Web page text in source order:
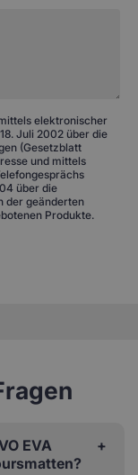
elektronischer
Juli 2002 über die
(Gesetzblatt
und mittels
über die
der geänderten
Produkte.
EVA